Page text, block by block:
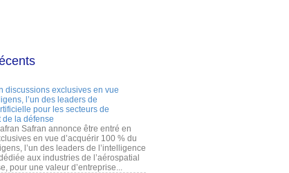
discussions exclusives en vue
l’un des leaders de
pour les secteurs de
de la défense
Safran annonce être entré en
en vue d’acquérir 100 % du
l’un des leaders de l’intelligence
aux industries de l’aérospatial
pour une valeur d’entreprise...